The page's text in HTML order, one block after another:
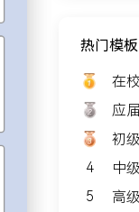
热门模板
在
应
初
4
中
5
高